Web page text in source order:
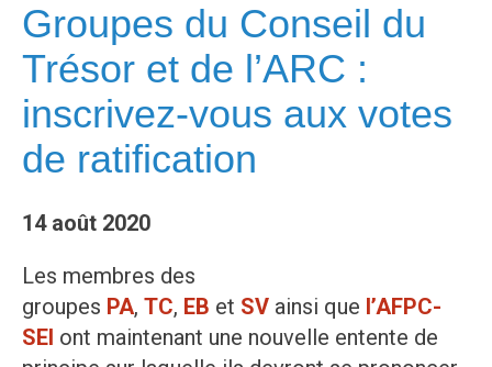
Groupes du Conseil du
Trésor et de l’ARC :
inscrivez-vous aux votes
de ratification
14 août 2020
Les membres des
groupes PA, TC, EB et SV ainsi que l’AFPC-
SEI ont maintenant une nouvelle entente de